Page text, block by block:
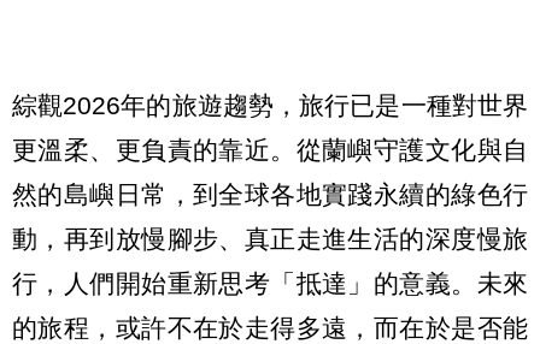
綜觀2026年的旅遊趨勢，旅行已是一種對世界
更溫柔、更負責的靠近。從蘭嶼守護文化與自
然的島嶼日常，到全球各地實踐永續的綠色行
動，再到放慢腳步、真正走進生活的深度慢旅
行，人們開始重新思考「抵達」的意義。未來
的旅程，或許不在於走得多遠，而在於是否能